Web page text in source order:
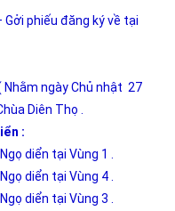
phiếu đăng ký về tại
ngày Chủ nhật 27
Diên Thọ .
:
diển tại Vùng 1 .
diển tại Vùng 4 .
diển tại Vùng 3 .